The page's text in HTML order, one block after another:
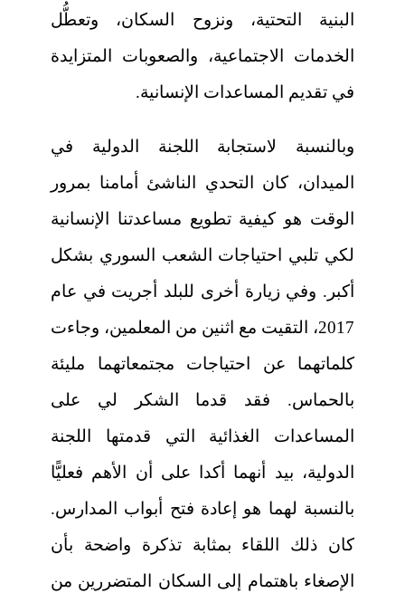
البنية التحتية، ونزوح السكان، وتعطُّل
الخدمات الاجتماعية، والصعوبات المتزايدة
في تقديم المساعدات الإنسانية.
وبالنسبة لاستجابة اللجنة الدولية في
الميدان، كان التحدي الناشئ أمامنا بمرور
الوقت هو كيفية تطويع مساعدتنا الإنسانية
لكي تلبي احتياجات الشعب السوري بشكل
أكبر. وفي زيارة أخرى للبلد أجريت في عام
2017، التقيت مع اثنين من المعلمين، وجاءت
كلماتهما عن احتياجات مجتمعاتهما مليئة
بالحماس. فقد قدما الشكر لي على
المساعدات الغذائية التي قدمتها اللجنة
الدولية، بيد أنهما أكدا على أن الأهم فعليًّا
بالنسبة لهما هو إعادة فتح أبواب المدارس.
كان ذلك اللقاء بمثابة تذكرة واضحة بأن
الإصغاء باهتمام إلى السكان المتضررين من